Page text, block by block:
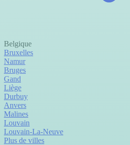
Belgique
Bruxelles
Namur
Bruges
Gand
Liège
Durbuy
Anvers
Malines
Louvain
Louvain-La-Neuve
Plus de villes